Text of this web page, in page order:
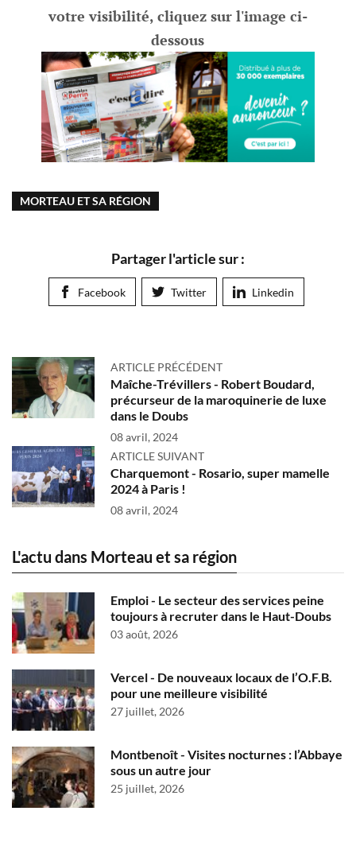
votre visibilité, cliquez sur l'image ci-
dessous
MORTEAU ET SA RÉGION
Partager l'article sur :
Facebook Twitter Linkedin
ARTICLE PRÉCÉDENT
Maîche-Trévillers - Robert Boudard,
précurseur de la maroquinerie de luxe
dans le Doubs
08 avril, 2024
ARTICLE SUIVANT
Charquemont - Rosario, super mamelle
2024 à Paris !
08 avril, 2024
L'actu dans Morteau et sa région
Emploi - Le secteur des services peine
toujours à recruter dans le Haut-Doubs
03 août, 2026
Vercel - De nouveaux locaux de l’O.F.B.
pour une meilleure visibilité
27 juillet, 2026
Montbenoît - Visites nocturnes : l’Abbaye
sous un autre jour
25 juillet, 2026